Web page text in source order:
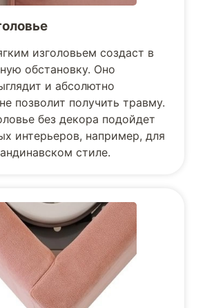
изголовьем создаст в
обстановку. Оно
и абсолютно
позволит получить травму.
без декора подойдет
интерьеров, например, для
стиле.